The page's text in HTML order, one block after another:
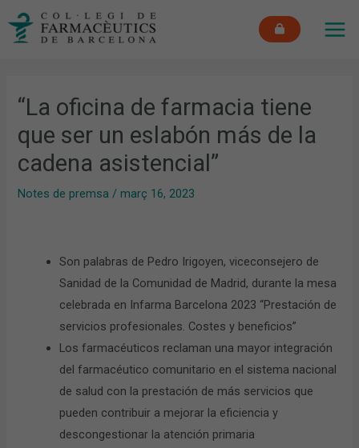
“La oficina de farmacia tiene
que ser un eslabón más de la
cadena asistencial”
Notes de premsa /març 16, 2023
Son palabras de Pedro Irigoyen, viceconsejero de
Sanidad de la Comunidad de Madrid, durante la mesa
celebrada en Infarma Barcelona 2023 “Prestación de
servicios profesionales. Costes y beneficios”
Los farmacéuticos reclaman una mayor integración
del farmacéutico comunitario en el sistema nacional
de salud con la prestación de más servicios que
pueden contribuir a mejorar la eficiencia y
descongestionar la atención primaria